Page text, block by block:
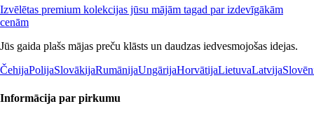
Izvēlētas premium kolekcijas jūsu mājām tagad par izdevīgākām
cenām
Jūs gaida plašs mājas preču klāsts un daudzas iedvesmojošas idejas.
ČehijaPolijaSlovākijaRumānijaUngārijaHorvātijaLietuvaLatvija
Informācija par pirkumu